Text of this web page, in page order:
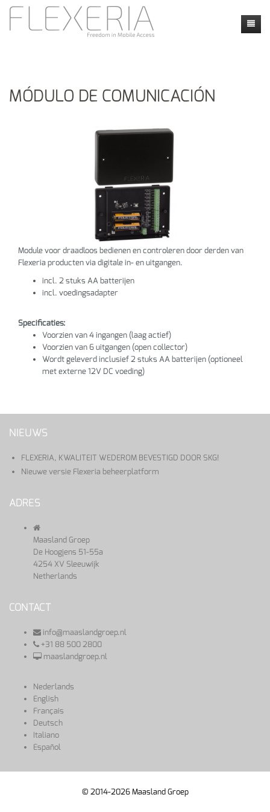
Productos
Faq
Contacto
my flexeria
MÓDULO DE COMUNICACIÓN
Module voor draadloos bedienen en controleren door derden van
Flexeria producten via digitale in- en uitgangen.
incl. 2 stuks AA batterijen
incl. voedingsadapter
Specificaties:
Voorzien van 4 ingangen (laag actief)
Voorzien van 6 uitgangen (open collector)
Wordt geleverd inclusief 2 stuks AA batterijen (optioneel
met externe 12V DC voeding)
NIEUWS
FLEXERIA, KWALITEIT WEDEROM BEVESTIGD DOOR SKG!
Nieuwe versie Flexeria beheerplatform
ADRES
Maasland Groep
De Hoogjens 51-55a
4254 XV Sleeuwijk
Netherlands
CONTACT
info@maaslandgroep.nl
+31 88 500 2800
maaslandgroep.nl
Nederlands
English
Français
Deutsch
Italiano
Español
© 2014-2026 Maasland Groep